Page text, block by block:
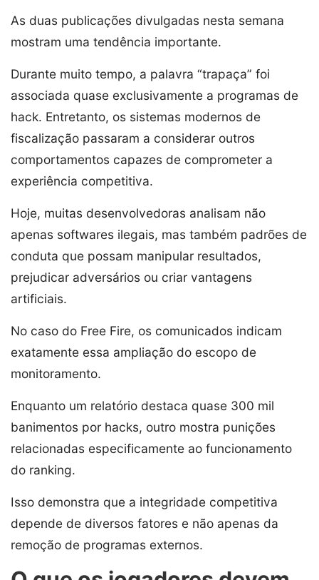
As duas publicações divulgadas nesta semana
mostram uma tendência importante.
Durante muito tempo, a palavra “trapaça” foi
associada quase exclusivamente a programas de
hack. Entretanto, os sistemas modernos de
fiscalização passaram a considerar outros
comportamentos capazes de comprometer a
experiência competitiva.
Hoje, muitas desenvolvedoras analisam não
apenas softwares ilegais, mas também padrões de
conduta que possam manipular resultados,
prejudicar adversários ou criar vantagens
artificiais.
No caso do Free Fire, os comunicados indicam
exatamente essa ampliação do escopo de
monitoramento.
Enquanto um relatório destaca quase 300 mil
banimentos por hacks, outro mostra punições
relacionadas especificamente ao funcionamento
do ranking.
Isso demonstra que a integridade competitiva
depende de diversos fatores e não apenas da
remoção de programas externos.